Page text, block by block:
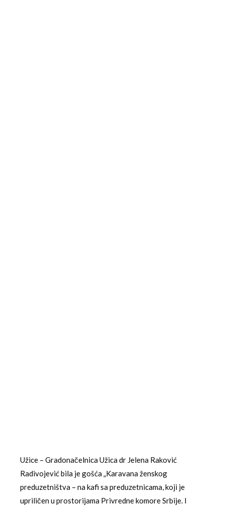
Užice – Gradonačelnica Užica dr Jelena Raković
Radivojević bila je gošća „Karavana ženskog
preduzetništva – na kafi sa preduzetnicama, koji je
upriličen u prostorijama Privredne komore Srbije. I